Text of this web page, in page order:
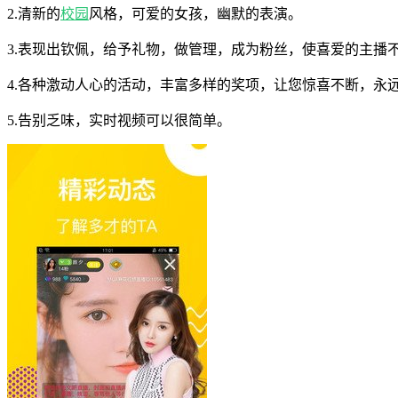
2.清新的校园 风格，可爱的女孩，幽默的表演。
3.表现出钦佩，给予礼物，做管理，成为粉丝，使喜爱的主播
4.各种激动人心的活动，丰富多样的奖项，让您惊喜不断，永
5.告别乏味，实时视频可以很简单。